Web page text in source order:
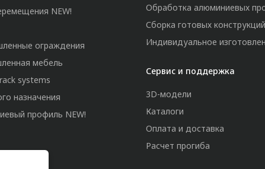
NEW!
ограждения
мебель
systems
назначения
профиль NEW!
Обработка алюминиевых
Сборка готовых конструкций
Индивидуальное
Сервис и поддержка
3D-модели
Каталоги
Оплата и доставка
Расчет прогиба